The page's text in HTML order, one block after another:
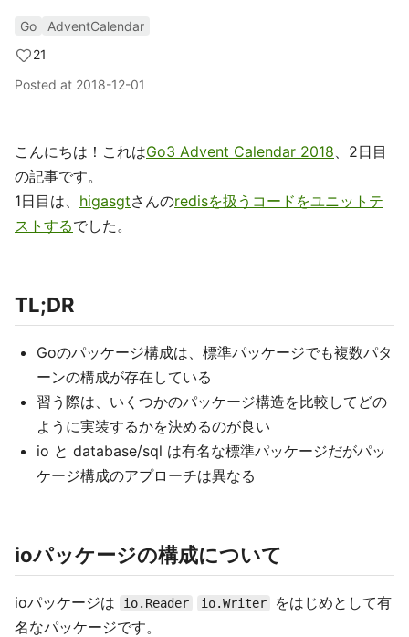
Go
AdventCalendar
21
Posted at 2018-12-01
こんにちは！これはGo3 Advent Calendar 2018、2日目
の記事です。
1日目は、 higasgtさんのredisを扱うコードをユニットテ
ストするでした。
TL;DR
Goのパッケージ構成は、標準パッケージでも複数パタ
ーンの構成が存在している
習う際は、いくつかのパッケージ構造を比較してどの
ように実装するかを決めるのが良い
io と database/sql は有名な標準パッケージだがパッ
ケージ構成のアプローチは異なる
ioパッケージの構成について
ioパッケージは io.Reader io.Writer
をはじめとして有
名なパッケージです。